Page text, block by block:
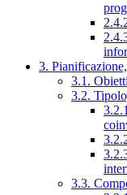
3.
3.1.
3.2.
3.3.